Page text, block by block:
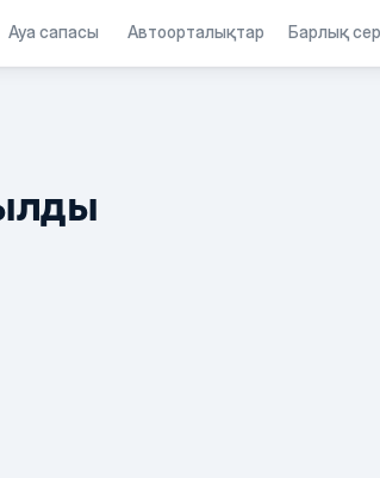
Ауа сапасы Автоорталықтар Барлық